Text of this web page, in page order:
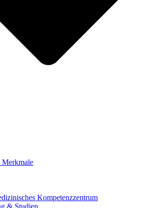
Merkmale
Kompetenzzentrum
& Studien